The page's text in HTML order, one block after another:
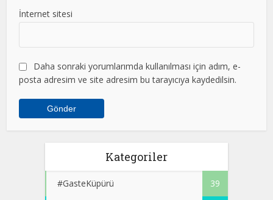
İnternet sitesi
Daha sonraki yorumlarımda kullanılması için adım, e-
posta adresim ve site adresim bu tarayıcıya kaydedilsin.
Kategoriler
#GasteKüpürü 39